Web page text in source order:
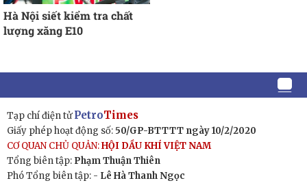
Hà Nội siết kiểm tra chất
lượng xăng E10
Tạp chí điện tửPetroTimes
Giấy phép hoạt động số: 50/GP-BTTTT ngày 10/2/2020
CƠ QUAN CHỦ QUẢN:HỘI DẦU KHÍ VIỆT NAM
Tổng biên tập: Phạm Thuận Thiên
Phó Tổng biên tập: - Lê Hà Thanh Ngọc